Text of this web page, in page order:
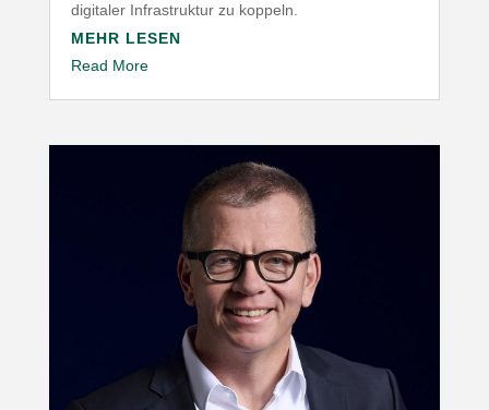
digitaler Infra­struktur zu koppeln.
MEHR LESEN
Read More